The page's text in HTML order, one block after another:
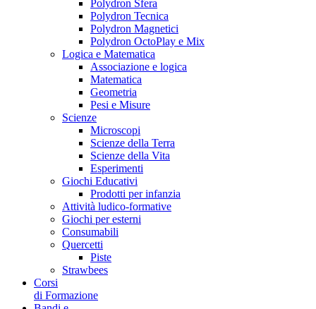
Polydron Sfera
Polydron Tecnica
Polydron Magnetici
Polydron OctoPlay e Mix
Logica e Matematica
Associazione e logica
Matematica
Geometria
Pesi e Misure
Scienze
Microscopi
Scienze della Terra
Scienze della Vita
Esperimenti
Giochi Educativi
Prodotti per infanzia
Attività ludico-formative
Giochi per esterni
Consumabili
Quercetti
Piste
Strawbees
Corsi
di Formazione